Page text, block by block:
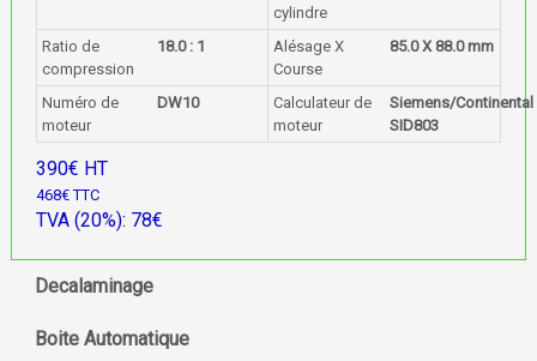
cylindre
Ratio de
compression
18.0 : 1
Alésage X
Course
85.0 X 88.0 mm
Numéro de
moteur
DW10
Calculateur de
moteur
Siemens/Continental
SID803
390€ HT
468€ TTC
TVA (20%): 78€
Decalaminage
Boite Automatique